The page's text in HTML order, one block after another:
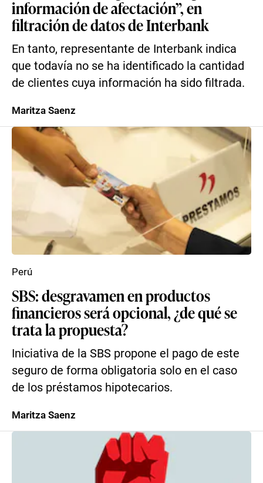
información de afectación”, en
filtración de datos de Interbank
En tanto, representante de Interbank indica
que todavía no se ha identificado la cantidad
de clientes cuya información ha sido filtrada.
Maritza Saenz
SBS: desgravamen en productos
financieros será opcional, ¿de qué se
trata la propuesta?
Iniciativa de la SBS propone el pago de este
seguro de forma obligatoria solo en el caso
de los préstamos hipotecarios.
Perú
Maritza Saenz